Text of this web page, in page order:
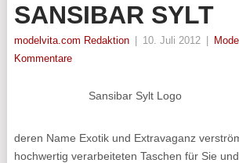
SANSIBAR SYLT
modelvita.com Redaktion 10. Juli 2012 Mode
Kommentare
Sansibar Sylt Logo
deren Name Exotik und Extravaganz
hochwertig verarbeiteten Taschen für Sie